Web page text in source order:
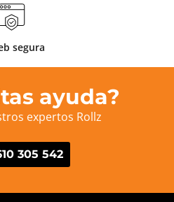
segura
ayuda?
expertos Rollz
305 542